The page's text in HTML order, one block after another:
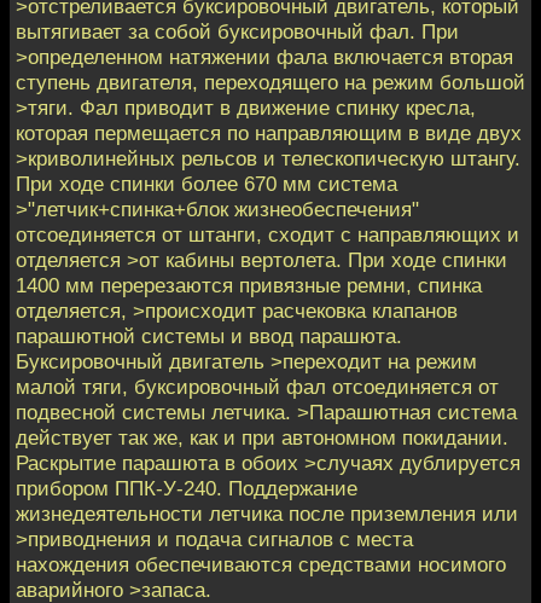
>отстреливается буксировочный двигатель, который
вытягивает за собой буксировочный фал. При
>определенном натяжении фала включается вторая
ступень двигателя, переходящего на режим большой
>тяги. Фал приводит в движение спинку кресла,
которая пермещается по направляющим в виде двух
>криволинейных рельсов и телескопическую штангу.
При ходе спинки более 670 мм система
>"летчик+спинка+блок жизнеобеспечения"
отсоединяется от штанги, сходит с направляющих и
отделяется >от кабины вертолета. При ходе спинки
1400 мм перерезаются привязные ремни, спинка
отделяется, >происходит расчековка клапанов
парашютной системы и ввод парашюта.
Буксировочный двигатель >переходит на режим
малой тяги, буксировочный фал отсоединяется от
подвесной системы летчика. >Парашютная система
действует так же, как и при автономном покидании.
Раскрытие парашюта в обоих >случаях дублируется
прибором ППК-У-240. Поддержание
жизнедеятельности летчика после приземления или
>приводнения и подача сигналов с места
нахождения обеспечиваются средствами носимого
аварийного >запаса.